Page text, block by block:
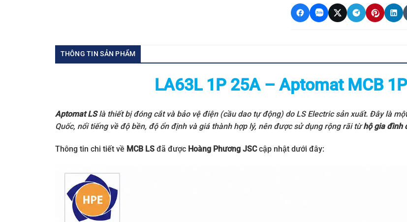
THÔNG TIN SẢN PHẨM
LA63L 1P 25A – Aptomat MCB
Aptomat LSlà thiết bị đóng cắt và bảo vệ điện (cầu dao tự động) do LS Electricsản xuất. Đây là
Quốc, nổi tiếng về độ bền, độ ổn định và giá thành hợp lý, nên được sử dụng rộng rãi từhộ gia đình
Thông tin chi tiết về MCB LS đã được Hoàng Phương JSCcập nhật dưới đây: